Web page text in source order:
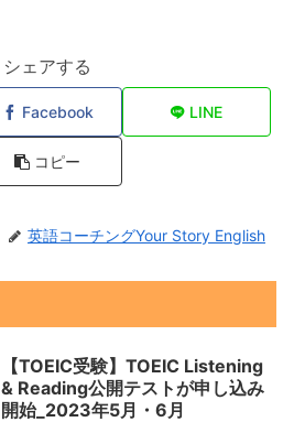
シェアする
Facebook LINE
コピー
英語コーチングYour Story English
【TOEIC受験】TOEIC Listening
& Reading公開テストが申し込み
開始_2023年5月・6月